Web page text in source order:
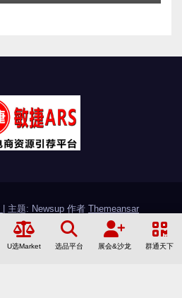
主题: Newsup 作者 Themeansar
敏捷联系敏捷友情链接
U选Market 选品平台 展会&沙龙 群通天下